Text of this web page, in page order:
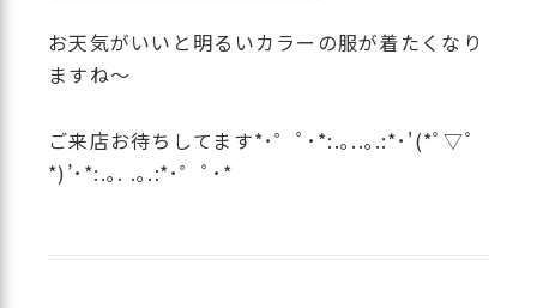
お天気がいいと明るいカラーの服が着たくなり
ますね〜
ご来店お待ちしてます*･゜ﾟ･*:.｡..｡.:*･'(*ﾟ▽ﾟ
*)’･*:.｡. .｡.:*･゜ﾟ･*